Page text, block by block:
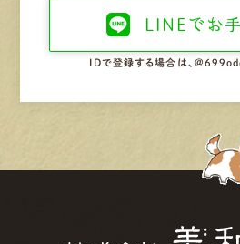
LINEで お
IDで登録する場合は、